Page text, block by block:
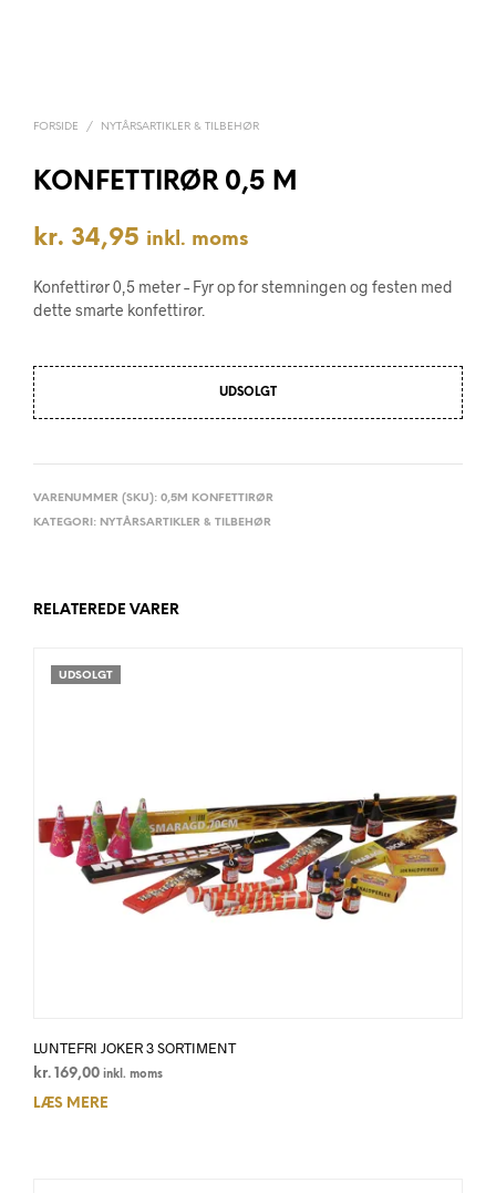
FORSIDE / NYTÅRSARTIKLER & TILBEHØR
KONFETTIRØR 0,5 M
kr. 34,95 inkl. moms
Konfettirør 0,5 meter – Fyr op for stemningen og festen med
dette smarte konfettirør.
UDSOLGT
VARENUMMER (SKU): 0,5M KONFETTIRØR
KATEGORI: NYTÅRSARTIKLER & TILBEHØR
RELATEREDE VARER
UDSOLGT
LUNTEFRI JOKER 3 SORTIMENT
kr. 169,00 inkl. moms
LÆS MERE